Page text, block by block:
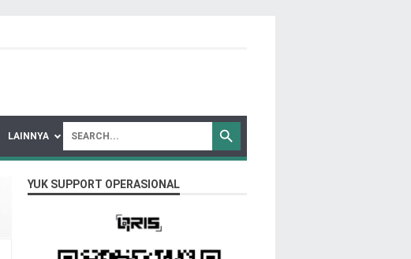
LAINNYA
YUK SUPPORT OPERASIONAL